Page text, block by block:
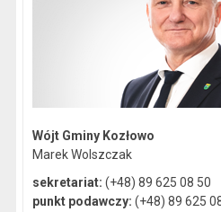
Wójt Gminy Kozłowo
Marek Wolszczak
sekretariat: (+48) 89 625 08 50
punkt podawczy: (+48) 89 625